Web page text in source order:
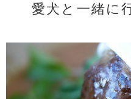
愛犬と一緒に